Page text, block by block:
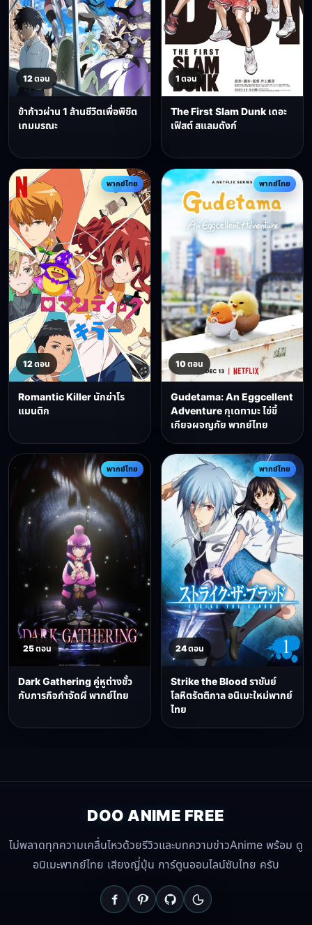
12 ตอน
ข้าก้าวผ่าน 1 ล้านชีวิตเพื่อพิชิต
เกมมรณะ
1 ตอน
The First Slam Dunk เดอะ
เฟิสต์ สแลมดังก์
พากย์ไทย
12 ตอน
Romantic Killer นักฆ่าโร
แมนติก
พากย์ไทย
10 ตอน
Gudetama: An Eggcellent
Adventure กุเดทามะ ไข่ขี้
เกียจผจญภัย พากย์ไทย
พากย์ไทย
25 ตอน
Dark Gathering คู่หูต่างขั้ว
กับภารกิจกำจัดผี พากย์ไทย
พากย์ไทย
24 ตอน
Strike the Blood ราชันย์
โลหิตรัตติกาล อนิเมะใหม่พากย์
ไทย
DOO ANIME FREE
ไม่พลาดทุกความเคลื่นไหวด้วยรีวิวและบทความข่าวAnime พร้อม ดู
อนิเมะพากย์ไทย เสียงญี่ปุ่น การ์ตูนออนไลน์ซับไทย ครับ